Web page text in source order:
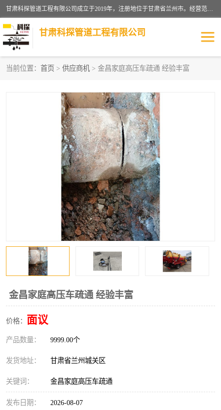
甘肃科探管道工程有限公司成立于2019年，注册地位于甘肃省兰州市。经营范围包括管道安装、清洗、疏通、维修、检测，防水工程，工程钻孔，化粪池清理，暖气安装，给排水管道安装维修，室内外管道如消防、供水、供热管道漏水检测定位，室内外防水堵漏等。
甘肃科探管道工程有限公司
当前位置： 首页 > 供应商机 > 金昌家庭高压车疏通 经验丰富
金昌家庭高压车疏通 经验丰富
价格： 面议
产品数量： 9999.00个
发货地址： 甘肃省兰州城关区
关键词： 金昌家庭高压车疏通
发布日期： 2026-08-07
漏水检查维修 消防管道漏水
供热管道漏水 排水管道漏水
自来水管漏水 管道疏通
高压车疏通清淤